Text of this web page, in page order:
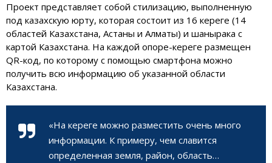
Проект представляет собой стилизацию, выполненную
под казахскую юрту, которая состоит из 16 кереге (14
областей Казахстана, Астаны и Алматы) и шанырака с
картой Казахстана. На каждой опоре-кереге размещен
QR-код, по которому с помощью смартфона можно
получить всю информацию об указанной области
Казахстана.
«На кереге можно разместить очень много
информации. К примеру, чем славится
определенная земля, район, область…